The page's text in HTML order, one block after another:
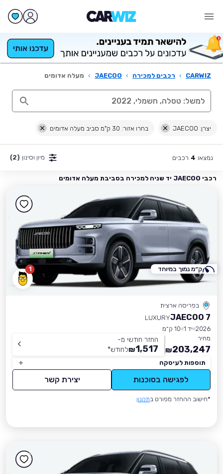
CARWIZ
› רכבים למכירה ›
JAECOO
› מעלה אדומים
יצרן: JAECOO בחרו אזור: 30 ק"מ סביב מעלה אדומים
נמצאו 4 רכבים מיון וסינון (2)
רכבי JAECOO יד שניה למכירה בסביבת מעלה אדומים
1
בפריסה ארצית
JAECOO 7
LUXURY
2026 יד 1
10 ק״מ
מחיר
203,247
₪
החזר חודשי מ-
1,517
₪לחודש*
תוספות לעיסקה
לפגישה בסוכנות יצירת קשר
*חישוב ההחזר מפורט בתקנון
ק״מ נמוך במיוחד